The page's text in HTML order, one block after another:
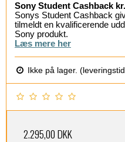
Sony Student Cashback
Sonys Student Cashback
tilmeldt en kvalificerende
Sony produkt.
Læs mere her
Ikke på lager.
2.295,00 DKK